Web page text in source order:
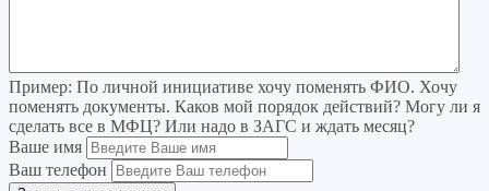
Пример: По личной инициативе хочу поменять ФИО. Хочу
поменять документы. Каков мой порядок действий? Могу ли я
сделать все в МФЦ? Или надо в ЗАГС и ждать месяц?
Ваше имя
Ваш телефон